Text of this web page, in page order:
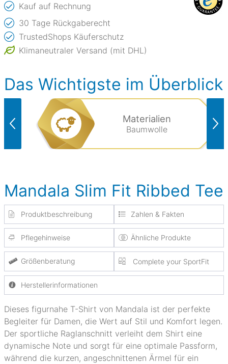
Kauf auf Rechnung
30 Tage Rückgaberecht
TrustedShops Käuferschutz
Klimaneutraler Versand (mit DHL)
Das Wichtigste im Überblick
Materialien
Baumwolle
Mandala Slim Fit Ribbed Tee
Produktbeschreibung Zahlen & Fakten
Pflegehinweise Ähnliche Produkte
Größenberatung Complete your SportFit
Herstellerinformationen
Dieses figurnahe T-Shirt von Mandala ist der perfekte
Begleiter für Damen, die Wert auf Stil und Komfort legen.
Der sportliche Raglanschnitt verleiht dem Shirt eine
dynamische Note und sorgt für eine optimale Passform,
während die kurzen, angeschnittenen Ärmel für ein